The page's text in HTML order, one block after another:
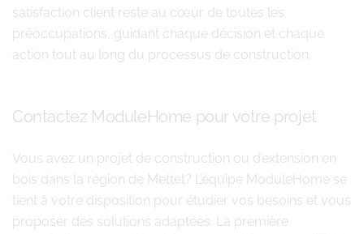
satisfaction client reste au cœur de toutes les
préoccupations, guidant chaque décision et chaque
action tout au long du processus de construction.
Contactez ModuleHome pour votre projet
Vous avez un projet de construction ou d’extension en
bois dans la région de Mettet? L’équipe ModuleHome se
tient à votre disposition pour étudier vos besoins et vous
proposer des solutions adaptées. La première